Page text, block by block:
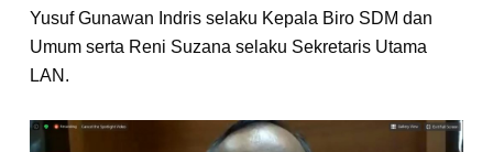
Yusuf Gunawan Indris selaku Kepala Biro SDM dan
Umum serta Reni Suzana selaku Sekretaris Utama
LAN.